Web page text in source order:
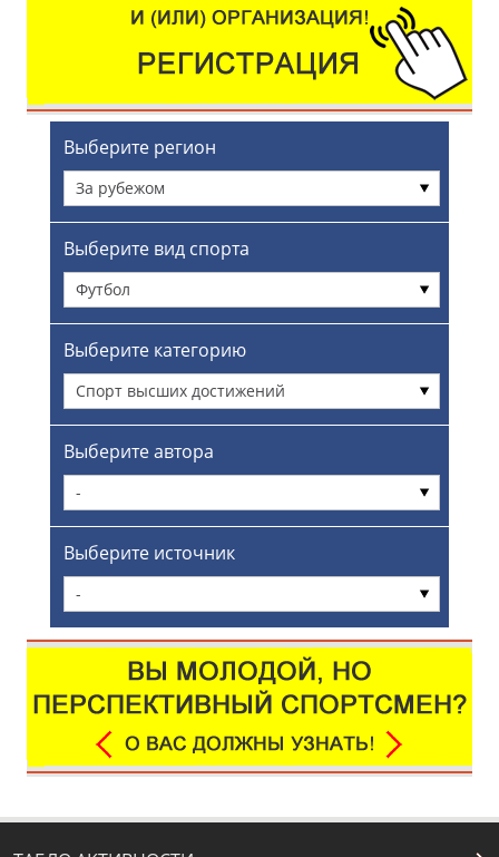
Выберите регион
За рубежом
Выберите вид спорта
Футбол
Выберите категорию
Спорт высших достижений
Выберите автора
-
Выберите источник
-